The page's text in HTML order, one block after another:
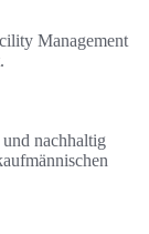
Management
nachhaltig